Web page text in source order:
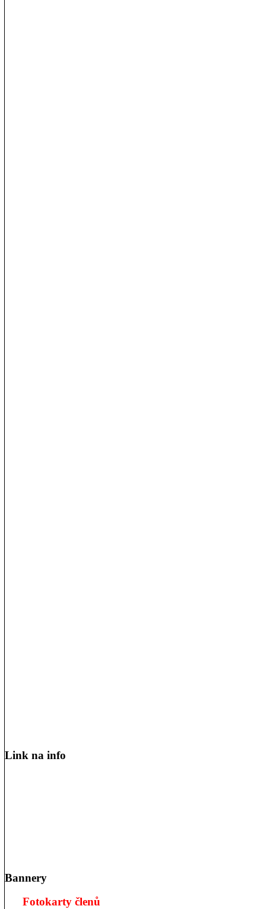
Link na info
Bannery
Fotokarty členů